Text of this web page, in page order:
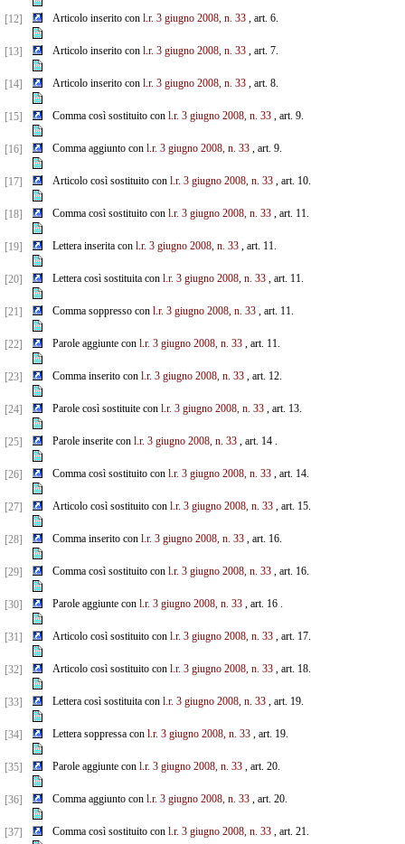
[12] Articolo inserito con l.r. 3 giugno 2008, n. 33, art. 6.
[13] Articolo inserito con l.r. 3 giugno 2008, n. 33, art. 7.
[14] Articolo inserito con l.r. 3 giugno 2008, n. 33, art. 8.
[15] Comma così sostituito con l.r. 3 giugno 2008, n. 33, art. 9.
[16] Comma aggiunto con l.r. 3 giugno 2008, n. 33, art. 9.
[17] Articolo così sostituito con l.r. 3 giugno 2008, n. 33, art. 10.
[18] Comma così sostituito con l.r. 3 giugno 2008, n. 33, art. 11.
[19] Lettera inserita con l.r. 3 giugno 2008, n. 33, art. 11.
[20] Lettera così sostituita con l.r. 3 giugno 2008, n. 33, art. 11.
[21] Comma soppresso con l.r. 3 giugno 2008, n. 33, art. 11.
[22] Parole aggiunte con l.r. 3 giugno 2008, n. 33, art. 11.
[23] Comma inserito con l.r. 3 giugno 2008, n. 33, art. 12.
[24] Parole così sostituite con l.r. 3 giugno 2008, n. 33, art. 13.
[25] Parole inserite con l.r. 3 giugno 2008, n. 33, art. 14 .
[26] Comma così sostituito con l.r. 3 giugno 2008, n. 33, art. 14.
[27] Articolo così sostituito con l.r. 3 giugno 2008, n. 33, art. 15.
[28] Comma inserito con l.r. 3 giugno 2008, n. 33, art. 16.
[29] Comma così sostituito con l.r. 3 giugno 2008, n. 33, art. 16.
[30] Parole aggiunte con l.r. 3 giugno 2008, n. 33, art. 16 .
[31] Articolo così sostituito con l.r. 3 giugno 2008, n. 33, art. 17.
[32] Articolo così sostituito con l.r. 3 giugno 2008, n. 33, art. 18.
[33] Lettera così sostituita con l.r. 3 giugno 2008, n. 33, art. 19.
[34] Lettera soppressa con l.r. 3 giugno 2008, n. 33, art. 19.
[35] Parole aggiunte con l.r. 3 giugno 2008, n. 33, art. 20.
[36] Comma aggiunto con l.r. 3 giugno 2008, n. 33, art. 20.
[37] Comma così sostituito con l.r. 3 giugno 2008, n. 33, art. 21.